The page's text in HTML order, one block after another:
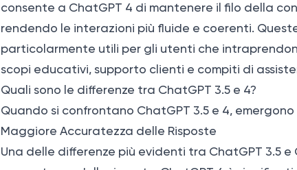
consente a ChatGPT 4 di mantenere il filo della
rendendo le interazioni più fluide e coerenti.
particolarmente utili per gli utenti che
scopi educativi, supporto clienti e compiti di
Quali sono le differenze tra ChatGPT 3.5 e 4?
Quando si confrontano ChatGPT 3.5 e 4,
Maggiore Accuratezza delle Risposte
Una delle differenze più evidenti tra ChatGPT 3.5